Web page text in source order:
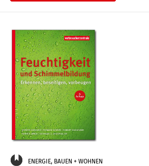
ENERGIE, BAUEN + WOHNEN